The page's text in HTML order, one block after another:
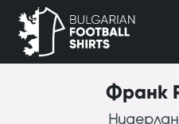
Франк